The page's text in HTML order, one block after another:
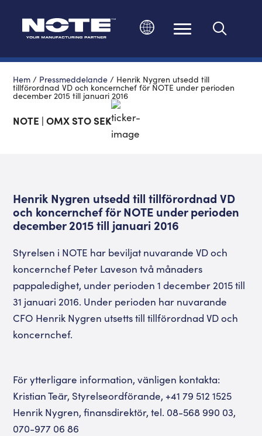
Hem / Pressmeddelande / Henrik Nygren utsedd till
tillförordnad VD och koncernchef för NOTE under perioden
december 2015 till januari 2016
NOTE | OMX STO SEK
Henrik Nygren utsedd till tillförordnad VD
och koncernchef för NOTE under perioden
december 2015 till januari 2016
Styrelsen i NOTE har beviljat nuvarande VD och
koncernchef Peter Laveson två månaders
pappaledighet, under perioden 1 december 2015 till
31 januari 2016. Under perioden har nuvarande
CFO Henrik Nygren utsetts till tillförordnad VD och
koncernchef.
För ytterligare information, vänligen kontakta:
Kristian Teär, Styrelseordförande, +41 79 512 1525
Henrik Nygren, finansdirektör, tel. 08-568 990 03,
070-977 06 86